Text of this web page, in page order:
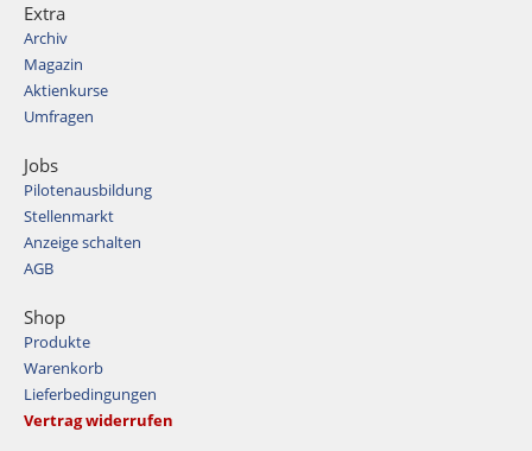
Extra
Archiv
Magazin
Aktienkurse
Umfragen
Jobs
Pilotenausbildung
Stellenmarkt
Anzeige schalten
AGB
Shop
Produkte
Warenkorb
Lieferbedingungen
Vertrag widerrufen